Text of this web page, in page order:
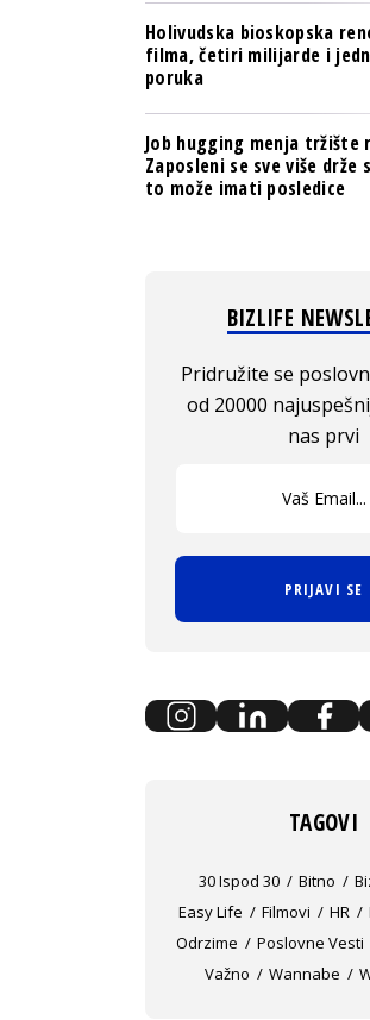
Holivudska bioskopska
filma, četiri milijarde i
poruka
Job hugging menja tržište
Zaposleni se sve više
to može imati posledice
BIZLIFE
Pridružite se
od 20000
nas prvi
PRIJAVI SE
TAGOVI
30 Ispod 30 Bitno
Easy Life
Filmovi HR
Odrzime
Poslovne Vesti
Važno
Wannabe